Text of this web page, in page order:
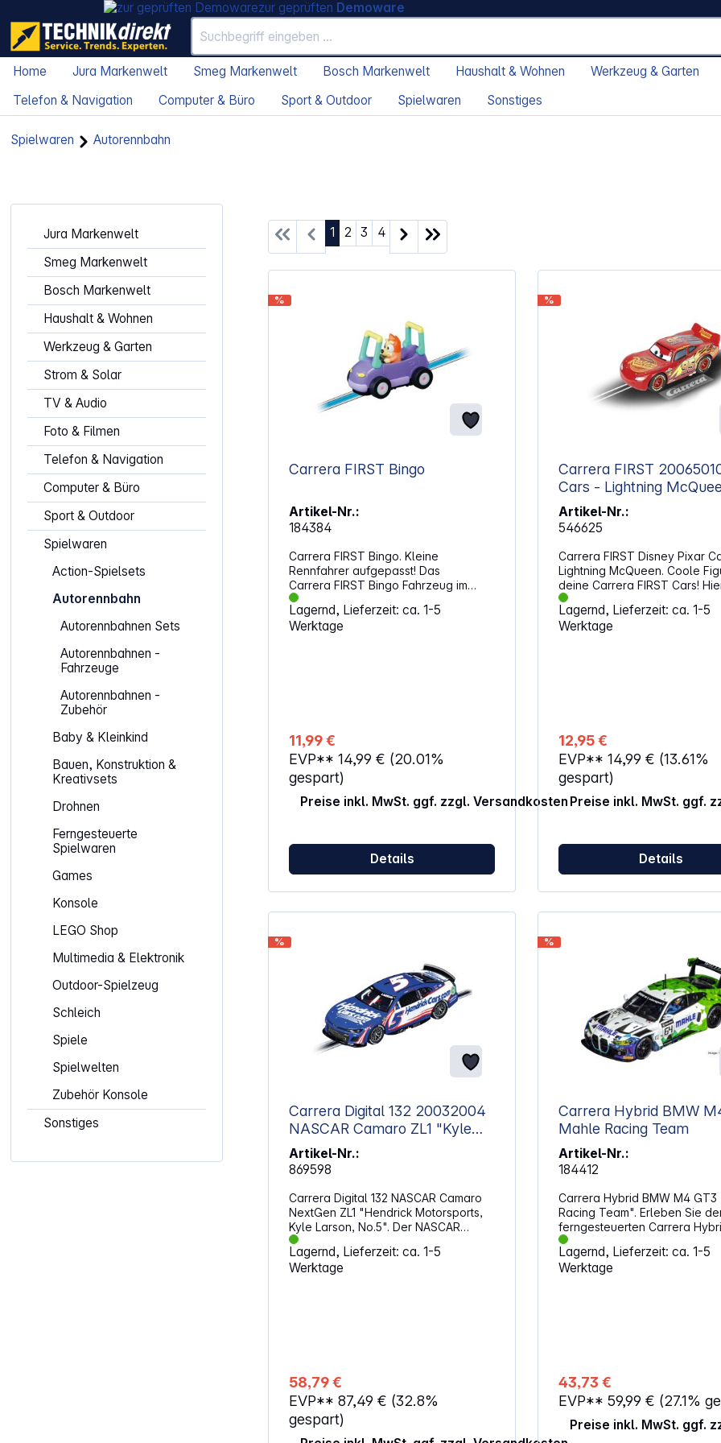
zur geprüften Demoware
Home Jura Markenwelt Smeg Markenwelt Bosch Markenwelt Haushalt & Wohnen Werkzeug & Garten
Telefon & Navigation
Computer & Büro Sport & Outdoor Spielwaren Sonstiges
Spielwaren Autorennbahn
Jura Markenwelt
Smeg Markenwelt
Bosch Markenwelt
Haushalt & Wohnen
Werkzeug & Garten
Strom & Solar
TV & Audio
Foto & Filmen
Telefon & Navigation
Computer & Büro
Sport & Outdoor
Spielwaren
Action-Spielsets
Autorennbahn
Autorennbahnen Sets
Autorennbahnen -
Fahrzeuge
Autorennbahnen -
Zubehör
Baby & Kleinkind
Bauen, Konstruktion &
Kreativsets
Drohnen
Ferngesteuerte
Spielwaren
Games
Konsole
LEGO Shop
Multimedia & Elektronik
Outdoor-Spielzeug
Schleich
Spiele
Spielwelten
Zubehör Konsole
Sonstiges
Seite
1 Seite
2 Seite
3 Seite
4
%
Carrera FIRST Bingo
Artikel-Nr.:
184384
Carrera FIRST Bingo. Kleine
Rennfahrer aufgepasst! Das
Carrera FIRST Bingo Fahrzeug im
Maßstab 1:50 ist perfekt für Kinder ab
3 Jahren. Mit seinem niedlichen
Design aus der beliebten „Bluey
Rennerfahrungen im Kinderzimmer.
Dank einfacher Steuerung und
kindgerechtem Handling fördert es
Koordination und motorische
Fähigkeiten spielerisch.
ACHTUNG!Spielzeug für Kinder unter
3 Jahren nicht geeignet.
Erstickungsgefahr wegen
verschluckbarer Kleinteile.
Lagernd, Lieferzeit: ca. 1-5
Werktage
11,99 €
EVP** 14,99 € (20.01%
gespart)
Preise inkl. MwSt. ggf. zzgl. Versandkosten
Details
%
Carrera FIRST 20065010 DP
Cars - Lightning
Artikel-Nr.:
546625
Carrera FIRST Disney Pixar
Lightning McQueen. Coole
deine Carrera FIRST Cars!
kommt Lightning McQueen
Eigenschaften: Lightning McQueen-
Figur für die Carrera FIRST
Lagernd, Lieferzeit: ca. 1-5
Werktage
12,95 €
EVP** 14,99 € (13.61%
gespart)
Preise inkl. MwSt. ggf.
Details
%
Carrera Digital 132 20032004
NASCAR Camaro ZL1 "Kyle
Larson"
Artikel-Nr.:
869598
Carrera Digital 132 NASCAR Camaro
NextGen ZL1 "Hendrick Motorsports,
Kyle Larson, No.5". Der NASCAR
Camaro NextGen ZL1 "Hendrick
Motorsports, Kyle Larson, No.5" ist ein
digitaler Rennwagen im Maßstab 1:32
durch verschluckbare Kleinteile.
Lagernd, Lieferzeit: ca. 1-5
Werktage
58,79 €
EVP** 87,49 € (32.8%
gespart)
%
Carrera Hybrid BMW
Mahle Racing Team
Artikel-Nr.:
184412
Carrera Hybrid BMW M4
Racing Team". Erleben Sie
ferngesteuerten Carrera
M4 GT3 "Mahle Racing Team"
Maßstab 1:50 - detailgetreu
beeindruckender Features. Das
Rennstrecke mit einem Top-
von bis zu 1,8 m/s. Ein
Minuten Rennspaß und ist in
Lagernd, Lieferzeit: ca. 1-5
Werktage
43,73 €
EVP** 59,99 € (27.1%
Preise inkl. MwSt. ggf.